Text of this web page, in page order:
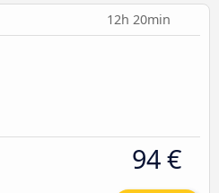
12h 20min
94 €